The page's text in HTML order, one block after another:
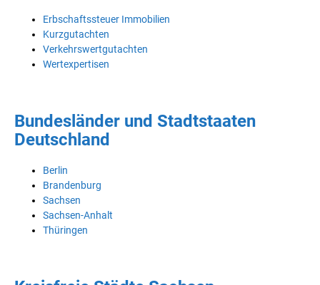
Erbschaftssteuer Immobilien
Kurzgutachten
Verkehrswertgutachten
Wertexpertisen
Bundesländer und Stadtstaaten
Deutschland
Berlin
Brandenburg
Sachsen
Sachsen-Anhalt
Thüringen